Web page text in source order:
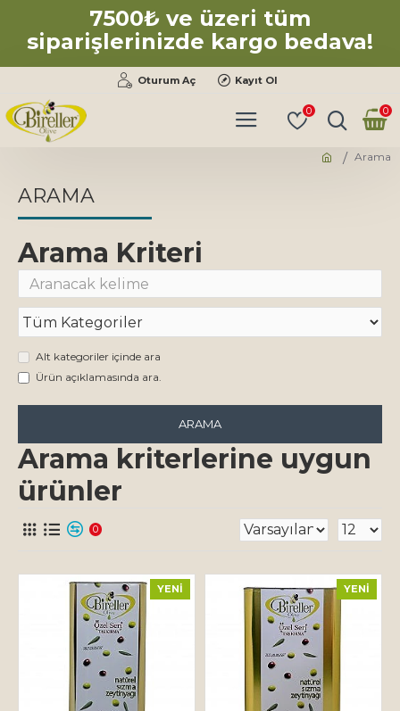
7500₺ ve üzeri tüm
siparişlerinizde kargo bedava!
Oturum Aç Kayıt Ol
0 0
Arama
ARAMA
Arama Kriteri
Alt kategoriler içinde ara
Ürün açıklamasında ara.
ARAMA
Arama kriterlerine uygun
ürünler
0
YENI YENI